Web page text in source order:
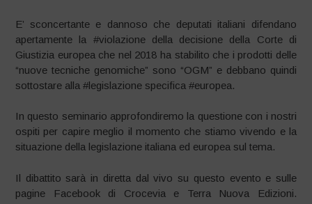
E’ sconcertante e dannoso che deputati italiani difendano
apertamente la #violazione della decisione della Corte di
Giustizia europea che nel 2018 ha stabilito che i prodotti delle
“nuove tecniche genomiche” sono “OGM” e debbano quindi
sottostare alla #legislazione specifica #europea.
In questo seminario approfondiremo la questione con i nostri
ospiti per capire meglio il momento che stiamo vivendo e la
situazione della legislazione italiana ed europea sul tema.
Il dibattito sarà in diretta dal vivo su questo evento e sulle
pagine Facebook di Crocevia e Terra Nuova Edizioni.